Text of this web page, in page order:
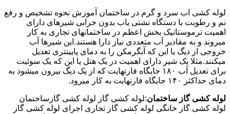
لوله کشی اب سرد و گرم در ساختمان آموزش نحوه تشخیص و رفع
نم و رطوبت با دستگاه نشتی یاب بدون خرابی شیرهای دارای
اهمیت ترموستاتیک بخش اعظم در ساختمانهای تجاری به کار
میروند و به مقادیر آب متعددی نیاز دارا هستند.این شیرها آب
خروجی از دیگ یا این که آبگرمکن را به دمای پایینتری تعدیل
میکنند.مثلا یک شیر دارای اهمیت در یک هتل یا این که یک سوئیت
برای تعدیل آب ۱۸۰ جایگاه فارنهایت که از یک دیگ بیرون میشود به
دمای حداکثر ۱۴۰ جایگاه فارنهایت به کار میرود.
لوله کشی گاز ساختمان:لوله کشی گاز لوله کشی گازساختمان
لوله کشی گاز خانگی لوله کشی گاز تجاری اجرای لوله کشی گاز